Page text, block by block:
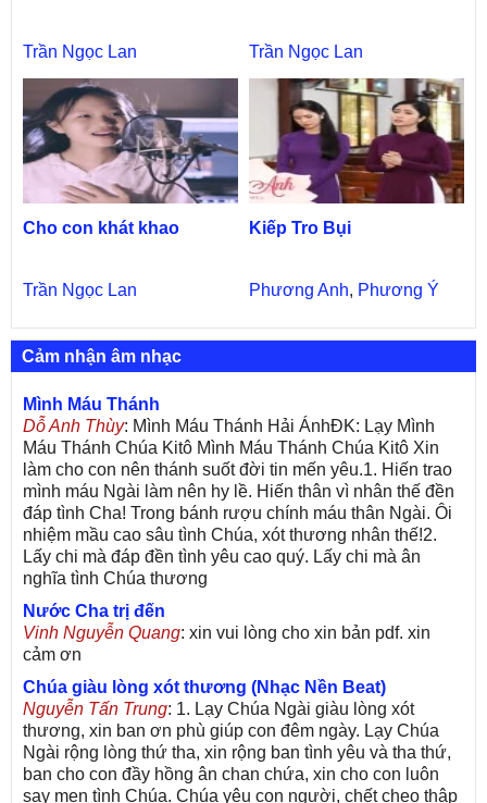
Trần Ngọc Lan Trần Ngọc Lan
Cho con khát khao
Trần Ngọc Lan
Kiếp Tro Bụi
Phương Anh, Phương Ý
Cảm nhận âm nhạc
Mình Máu Thánh
Dỗ Anh Thùy: Mình Máu Thánh Hải ÁnhĐK: Lạy Mình
Máu Thánh Chúa Kitô Mình Máu Thánh Chúa Kitô Xin
làm cho con nên thánh suốt đời tin mến yêu.1. Hiến trao
mình máu Ngài làm nên hy lề. Hiến thân vì nhân thế đền
đáp tình Cha! Trong bánh rượu chính máu thân Ngài. Ôi
nhiệm mầu cao sâu tình Chúa, xót thương nhân thế!2.
Lấy chi mà đáp đền tình yêu cao quý. Lấy chi mà ân
nghĩa tình Chúa thương
Nước Cha trị đến
Vinh Nguyễn Quang: xin vui lòng cho xin bản pdf. xin
cảm ơn
Chúa giàu lòng xót thương (Nhạc Nền Beat)
Nguyễn Tấn Trung: 1. Lạy Chúa Ngài giàu lòng xót
thương, xin ban ơn phù giúp con đêm ngày. Lạy Chúa
Ngài rộng lòng thứ tha, xin rộng ban tình yêu và tha thứ,
ban cho con đầy hồng ân chan chứa, xin cho con luôn
say men tình Chúa. Chúa yêu con người, chết cheo thập